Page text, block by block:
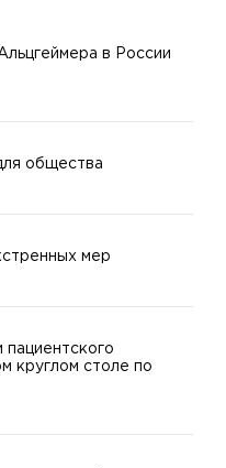
в России
общества
мер
круглом столе по